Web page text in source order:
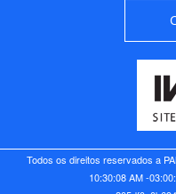
Todos os direitos reservados a
10:30:08 AM -